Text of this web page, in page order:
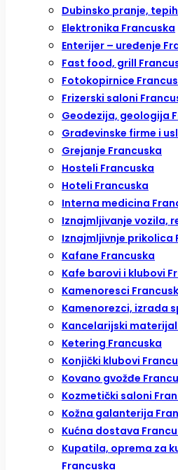
Dubinsko pranje,
Elektronika Francuska
Enterijer – uređenje
Fast food, grill
Fotokopirnice
Frizerski saloni
Geodezija, geologija
Građevinske firme i
Grejanje Francuska
Hosteli Francuska
Hoteli Francuska
Interna medicina
Iznajmljivanje vozila,
Iznajmljivnje prikolica
Kafane Francuska
Kafe barovi i klubovi
Kamenoresci
Kamenorezci, izrada
Kancelarijski
Ketering Francuska
Konjički klubovi
Kovano gvožđe
Kozmetički saloni
Kožna galanterija
Kućna dostava
Kupatila, oprema za
Francuska